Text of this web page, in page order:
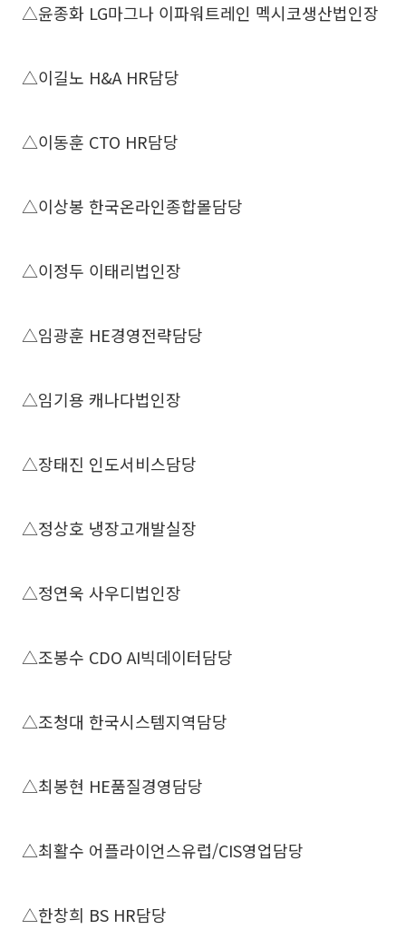
△윤종화 LG마그나 이파워트레인 멕시코생산법인장
△이길노 H&A HR담당
△이동훈 CTO HR담당
△이상봉 한국온라인종합몰담당
△이정두 이태리법인장
△임광훈 HE경영전략담당
△임기용 캐나다법인장
△장태진 인도서비스담당
△정상호 냉장고개발실장
△정연욱 사우디법인장
△조봉수 CDO AI빅데이터담당
△조청대 한국시스템지역담당
△최봉현 HE품질경영담당
△최활수 어플라이언스유럽/CIS영업담당
△한창희 BS HR담당